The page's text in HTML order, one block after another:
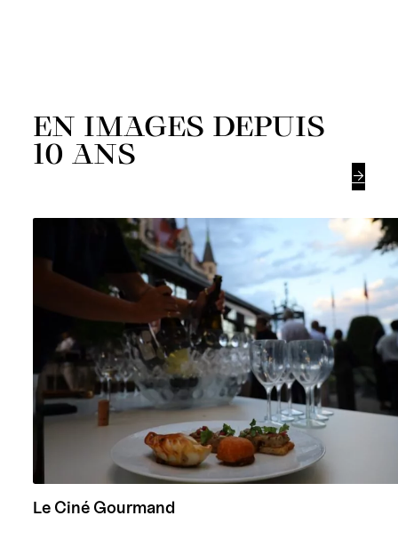
EN IMAGES DEPUIS
10 ANS

Le Ciné Gourmand